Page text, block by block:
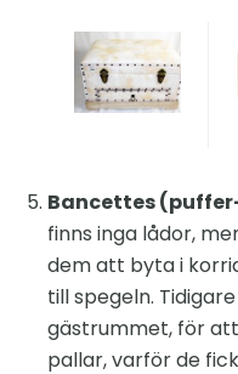
Bancettes
finns inga lådor,
dem att byta i
till spegeln.
gästrummet, för
pallar, varför de